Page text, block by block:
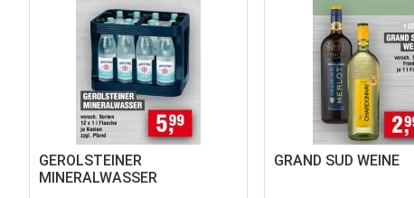
GEROLSTEINER
MINERALWASSER
GRAND SUD WEINE